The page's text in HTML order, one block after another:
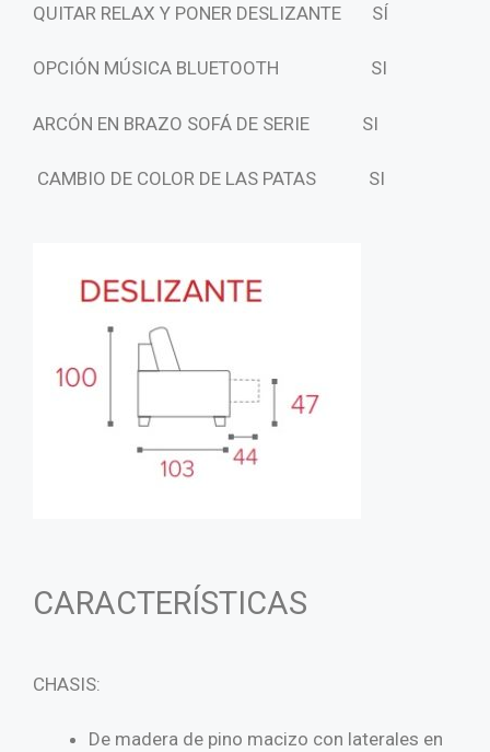
QUITAR RELAX Y PONER DESLIZANTE SÍ
OPCIÓN MÚSICA BLUETOOTH SI
ARCÓN EN BRAZO SOFÁ DE SERIE SI
CAMBIO DE COLOR DE LAS PATAS SI
CARACTERÍSTICAS
CHASIS:
De madera de pino macizo con laterales en